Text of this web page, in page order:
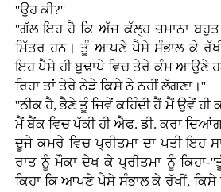
''ਉਹ ਕੀ?''
''ਗੱਲ ਇਹ ਹੈ ਕਿ ਅੱਜ ਕੱਲ੍ਹ ਜ਼ਮਾਨਾ
ਮਿੱਤਰ ਹਨ। ਤੂੰ ਆਪਣੇ ਪੈਸੇ ਸੰਭਾਲ ਕੇ
ਇਹ ਪੈਸੇ ਹੀ ਬੁਢਾਪੇ ਵਿਚ ਤੇਰੇ ਕੰਮ ਆਉਣੇ
ਰਿਹਾ ਤਾਂ ਤੇਰੇ ਨੇੜੇ ਕਿਸੇ ਨੇ ਨਹੀਂ ਲੱਗਣਾ।''
''ਠੀਕ ਹੈ, ਭੈਣੇ ਤੂੰ ਜਿਵੇਂ ਕਹਿੰਦੀ ਹੈਂ ਮੈਂ ਉਵੇਂ ਹੀ
ਮੈਂ ਬੈਂਕ ਵਿਚ ਪੱਕੀ ਹੀ ਐਫ. ਡੀ. ਕਰਾ
ਦੂਜੇ ਕਮਰੇ ਵਿਚ ਪ੍ਰੀਤਮਾ ਦਾ ਪਤੀ ਇਹ
ਰਾਤ ਨੂੰ ਮੌਕਾ ਦੇਖ ਕੇ ਪ੍ਰੀਤਮਾ ਨੂੰ
ਕਿਹਾ ਕਿ ਆਪਣੇ ਪੈਸੇ ਸੰਭਾਲ ਕੇ ਰੱਖੀਂ, ਕਿਸੇ